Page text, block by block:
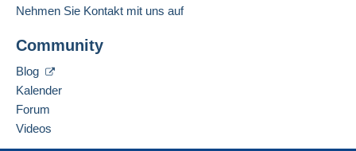
Nehmen Sie Kontakt mit uns auf
Community
Blog
Kalender
Forum
Videos